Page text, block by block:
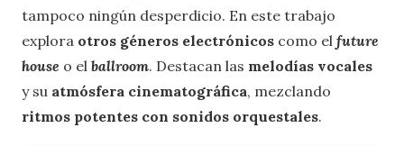
tampoco ningún desperdicio. En este trabajo
explora otros géneros electrónicos como el future
house o el ballroom. Destacan las melodías vocales
y su atmósfera cinematográfica, mezclando
ritmos potentes con sonidos orquestales.